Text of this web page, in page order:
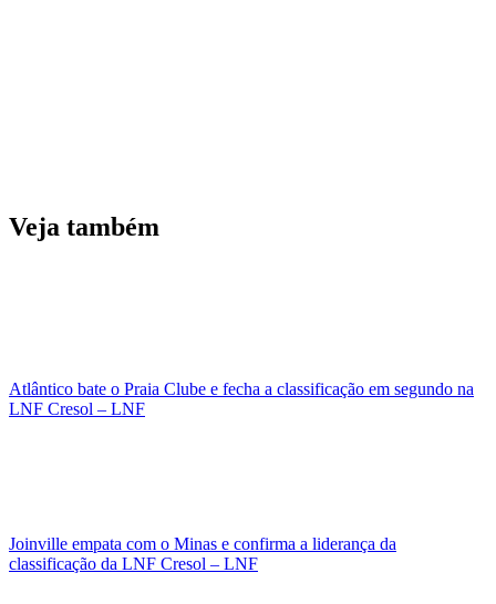
Veja também
Atlântico bate o Praia Clube e fecha a classificação em segundo na
LNF Cresol – LNF
Joinville empata com o Minas e confirma a liderança da
classificação da LNF Cresol – LNF